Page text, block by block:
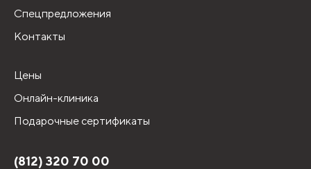
Спецпредложения
Контакты
Цены
Онлайн-клиника
Подарочные сертификаты
(812) 320 70 00